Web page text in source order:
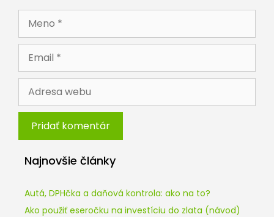
Adresa
webu
Najnovšie články
Autá, DPHčka a daňová kontrola: ako na to?
Ako použiť eseročku na investíciu do zlata (návod)